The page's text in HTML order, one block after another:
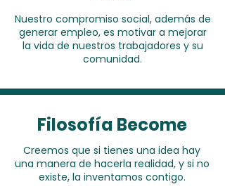
Nuestro compromiso social, además de
generar empleo, es motivar a mejorar
la vida de nuestros trabajadores y su
comunidad.
Filosofía Become
Creemos que si tienes una idea hay
una manera de hacerla realidad, y si no
existe, la inventamos contigo.